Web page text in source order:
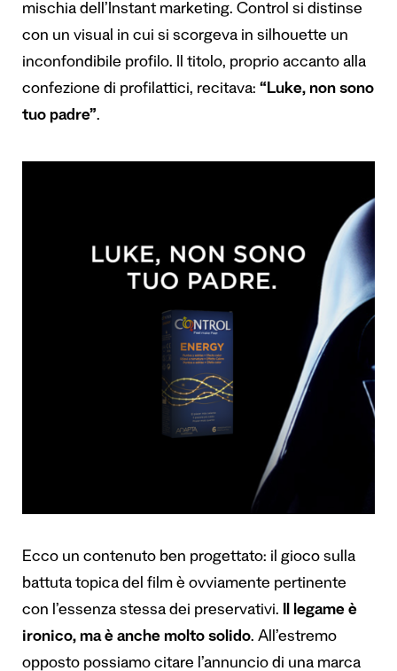
mischia dell’Instant marketing. Control si distinse
con un visual in cui si scorgeva in silhouette un
inconfondibile profilo. Il titolo, proprio accanto alla
confezione di profilattici, recitava: “Luke, non sono
tuo padre”.
Ecco un contenuto ben progettato: il gioco sulla
battuta topica del film è ovviamente pertinente
con l’essenza stessa dei preservativi. Il legame è
ironico, ma è anche molto solido. All’estremo
opposto possiamo citare l’annuncio di una marca